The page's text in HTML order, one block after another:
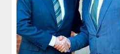
crear una paradoja, se
que hicieron fue apoderarse de
sus reales, bueno sus reales no,...